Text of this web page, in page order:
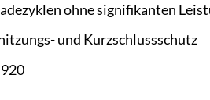
ohne signifikanten
und Kurzschlussschutz